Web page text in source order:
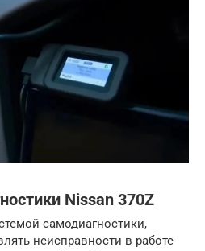
Nissan 370Z
самодиагностики,
неисправности в работе